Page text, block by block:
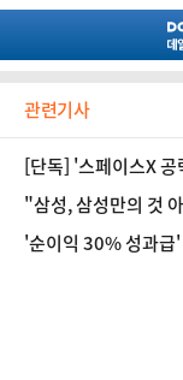
관련기사
[단독] '스페이스X
"삼성, 삼성만의 것
'순이익 30% 성과